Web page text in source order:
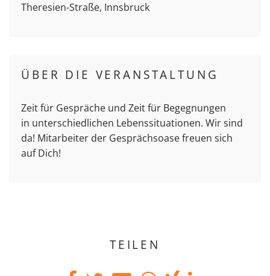
Theresien-Straße, Innsbruck
ÜBER DIE VERANSTALTUNG
Zeit für Gespräche und Zeit für Begegnungen
in unterschiedlichen Lebenssituationen. Wir sind
da! Mitarbeiter der Gesprächsoase freuen sich
auf Dich!
TEILEN